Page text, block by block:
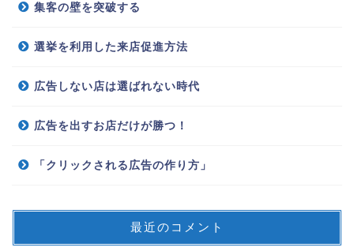
集客の壁を突破する
選挙を利用した来店促進方法
広告しない店は選ばれない時代
広告を出すお店だけが勝つ！
「クリックされる広告の作り方」
最近のコメント